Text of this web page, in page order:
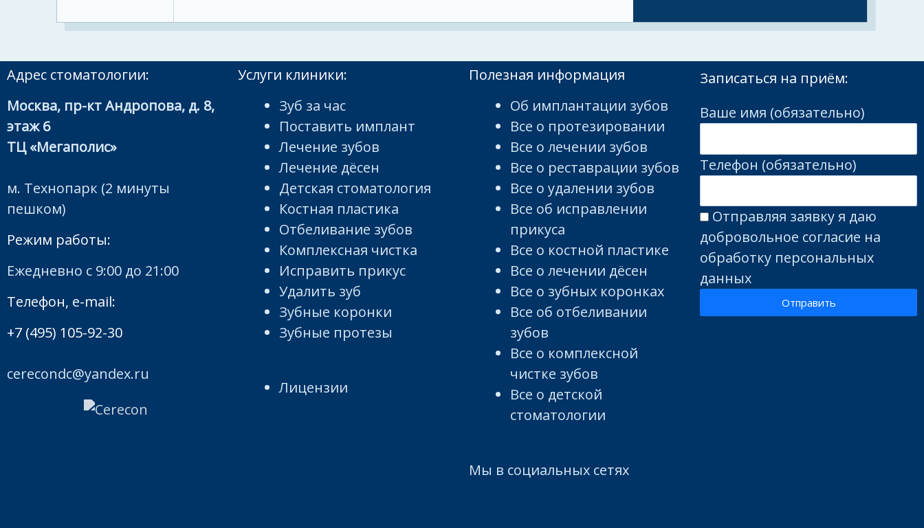
Адрес стоматологии:
Москва, пр-кт Андропова, д. 8,
этаж 6
ТЦ «Мегаполис»
м. Технопарк (2 минуты
пешком)
Режим работы:
Ежедневно с 9:00 до 21:00
Телефон, e-mail:
+7 (495) 105-92-30
cerecondc@yandex.ru
Услуги клиники:
Зуб за час
Поставить имплант
Лечение зубов
Лечение дёсен
Детская стоматология
Костная пластика
Отбеливание зубов
Комплексная чистка
Исправить прикус
Удалить зуб
Зубные коронки
Зубные протезы
Лицензии
Полезная информация
Об имплантации зубов
Все о протезировании
Все о лечении зубов
Все о реставрации зубов
Все о удалении зубов
Все об исправлении
прикуса
Все о костной пластике
Все о лечении дёсен
Все о зубных коронках
Все об отбеливании
зубов
Все о комплексной
чистке зубов
Все о детской
стоматологии
Мы в социальных сетях
Записаться на приём:
Ваше имя (обязательно)
Телефон (обязательно)
Отправляя заявку я даю
добровольное согласие на
обработку персональных
данных
Отправить